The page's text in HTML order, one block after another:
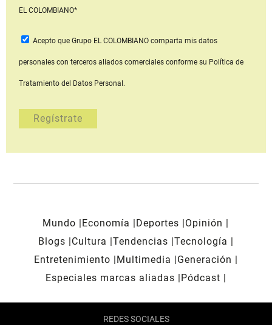
EL COLOMBIANO*
Acepto que Grupo EL COLOMBIANOcomparta mis datos
personales con terceros aliados comerciales conforme su Política de
Tratamiento del Datos Personal.
Mundo Economía Deportes
Opinión
Blogs
Cultura Tendencias Tecnología
Entretenimiento
Multimedia
Generación
Especiales marcas aliadas
Pódcast
REDES SOCIALES